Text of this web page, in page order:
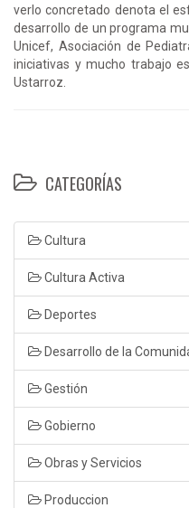
verlo concretado denota el
desarrollo de un programa
Unicef, Asociación de
iniciativas y mucho trabajo
Ustarroz.
CATEGORÍAS
Cultura
Cultura Activa
Deportes
Desarrollo de la
Gestión
Gobierno
Obras y Servicios
Produccion